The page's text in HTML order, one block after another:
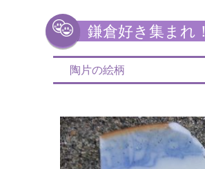
鎌倉好き集まれ！
陶片の絵柄